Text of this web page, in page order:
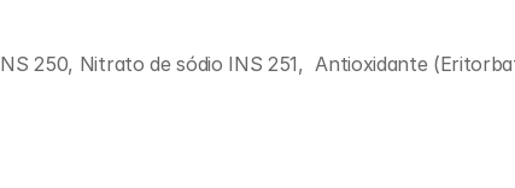
250, Nitrato de sódio INS 251,  Antioxidante